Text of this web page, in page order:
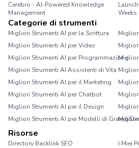
Cerebro - AI-Powered Knowledge
Management
Weeks
Categorie di strumenti
Migliori Strumenti AI per la Scrittura
Migliori Strumenti AI per Video
Migliori Strumenti AI per Programmazione
Migliori Strumenti AI Assistenti di Vita
Migliori Strumenti AI per il Marketing
Migliori Strumenti AI per Chatbot
Migliori Strumenti AI per il Design
Migliori Strumenti AI per Modelli di Grandi
Risorse
Directory Backlink SEO
I Miei